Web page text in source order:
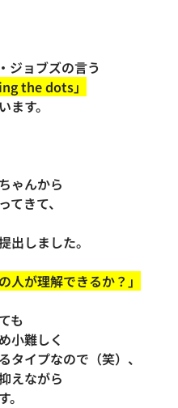
ジョブズの言う
the dots」
ます。
ゃんから
てきて、
出しました。
人が理解できるか？」
も
小難しく
タイプなので（笑）、
えながら